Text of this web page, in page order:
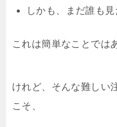
しかも、まだ誰も
これは簡単なことでは
けれど、そんな難しい
こそ、